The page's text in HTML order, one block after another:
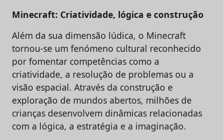
Minecraft: Criatividade, lógica e construção
Além da sua dimensão lúdica, o Minecraft
tornou-se um fenómeno cultural reconhecido
por fomentar competências como a
criatividade, a resolução de problemas ou a
visão espacial. Através da construção e
exploração de mundos abertos, milhões de
crianças desenvolvem dinâmicas relacionadas
com a lógica, a estratégia e a imaginação.